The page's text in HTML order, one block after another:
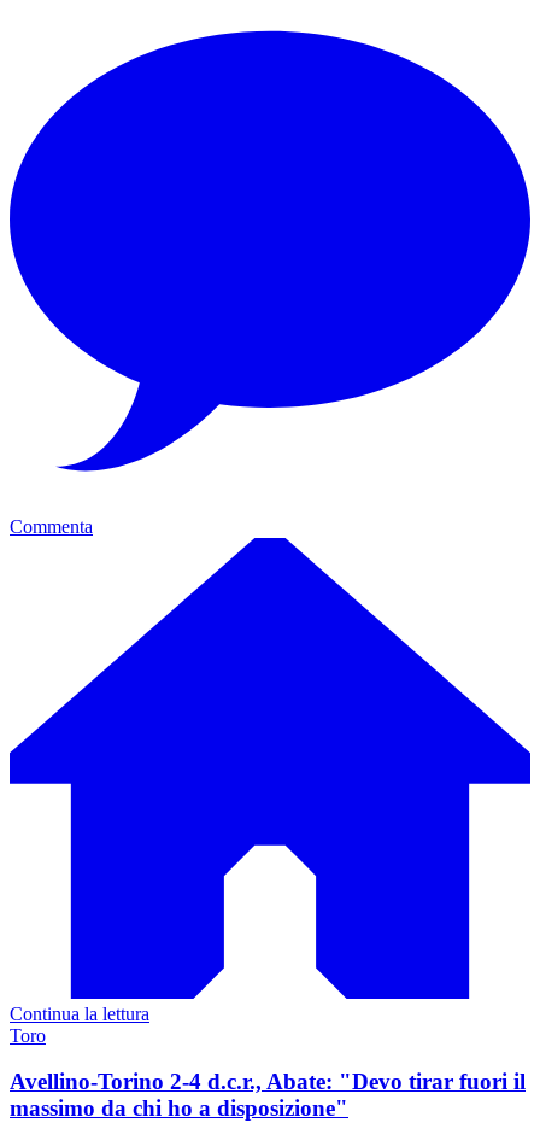
Commenta
Continua la lettura
Toro
Avellino-Torino 2-4 d.c.r., Abate: "Devo tirar fuori il
massimo da chi ho a disposizione"